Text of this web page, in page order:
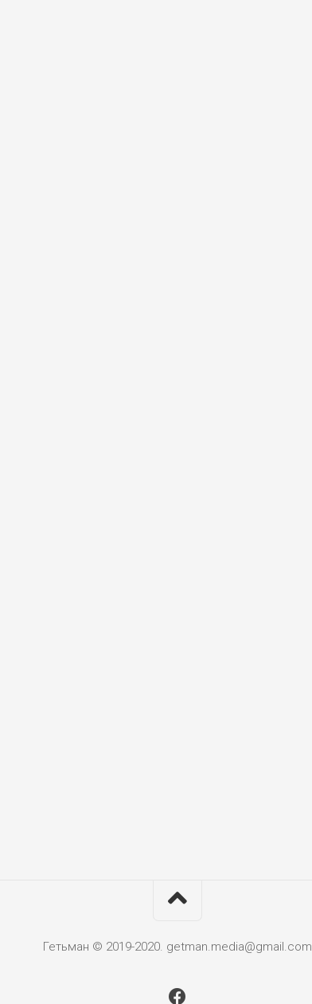
Гетьман © 2019-2020. getman.media@gmail.com